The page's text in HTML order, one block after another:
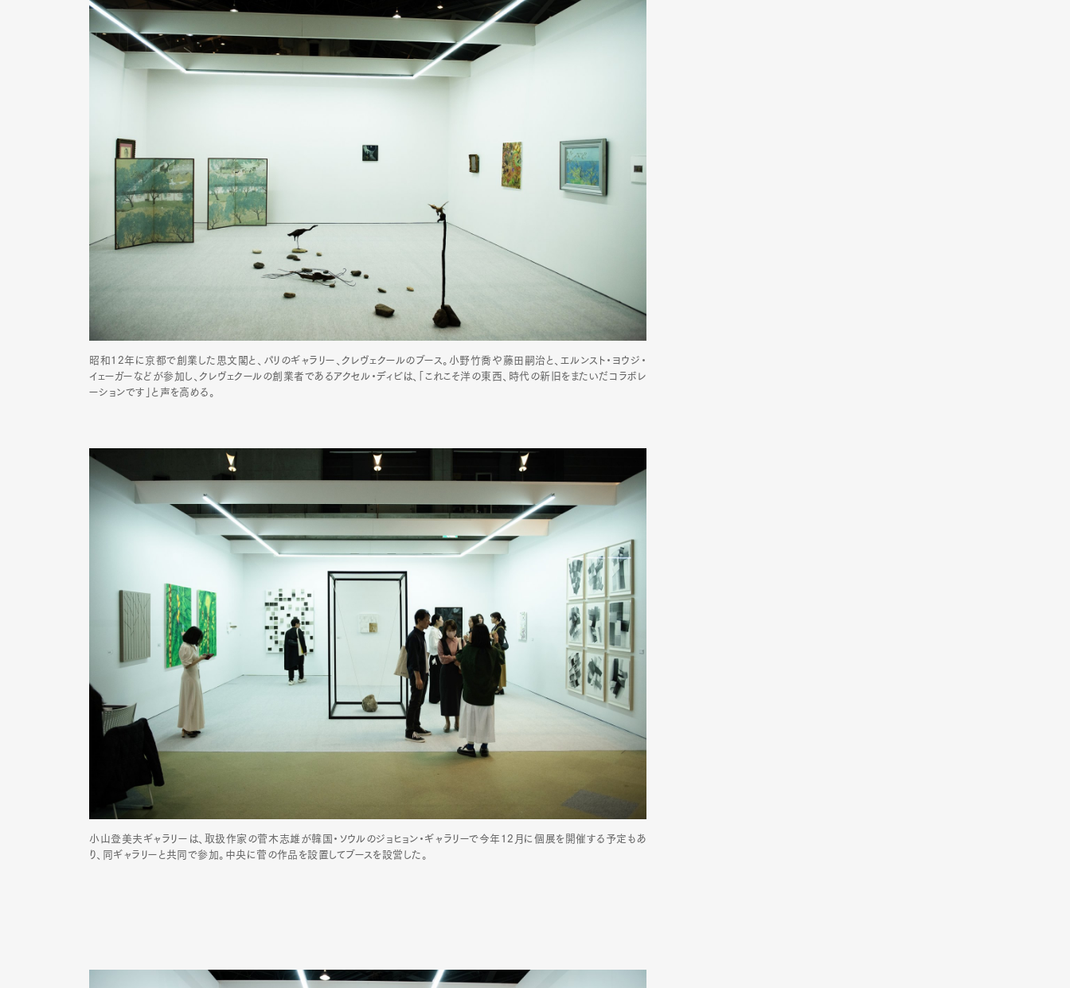
Pen international
昭和12年に京都で創業した思文閣と、パリのギャラリー、クレヴェクールのブース。小野竹喬や藤田嗣治と、エルンスト・ヨウジ・
イェーガーなどが参加し、クレヴェクールの創業者であるアクセル・ディビは、「これこそ洋の東西、時代の新旧をまたいだコラボレ
ーションです」と声を高める。
小山登美夫ギャラリーは、取扱作家の菅木志雄が韓国・ソウルのジョヒョン・ギャラリーで今年12月に個展を開催する予定もあ
り、同ギャラリーと共同で参加。中央に菅の作品を設置してブースを設営した。